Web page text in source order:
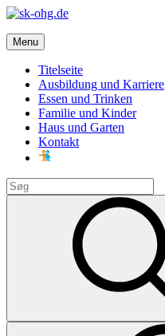
Skip
content
sk-ohg.de
Die besten Neuigkeiten
Menu
Titelseite
Ausbildung und Karriere
Essen und Trinken
Familie und Kinder
Haus und Garten
Kontakt
Search
for: